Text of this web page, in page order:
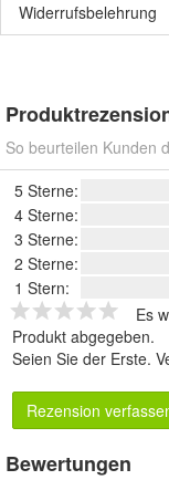
Widerrufsbelehrung
So beurteilen Kunden
5 Sterne:
4 Sterne:
3 Sterne:
2 Sterne:
1 Stern:
Es
Produkt abgegeben.
Seien Sie der Erste.
Rezension
Bewertungen